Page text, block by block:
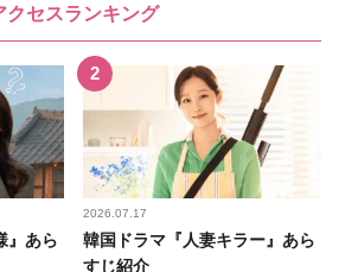
クセスランキング
』あら
2026.07.17
韓国ドラマ『人妻キラー』あら
すじ紹介